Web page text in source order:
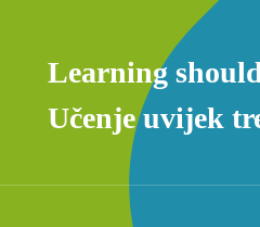
Learning
Učenje uvijek